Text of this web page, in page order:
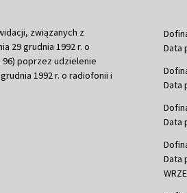
związanych z
29 grudnia 1992 r. o
96) poprzez udzielenie
1992 r. o radiofonii i
Data
Data
Data
Data